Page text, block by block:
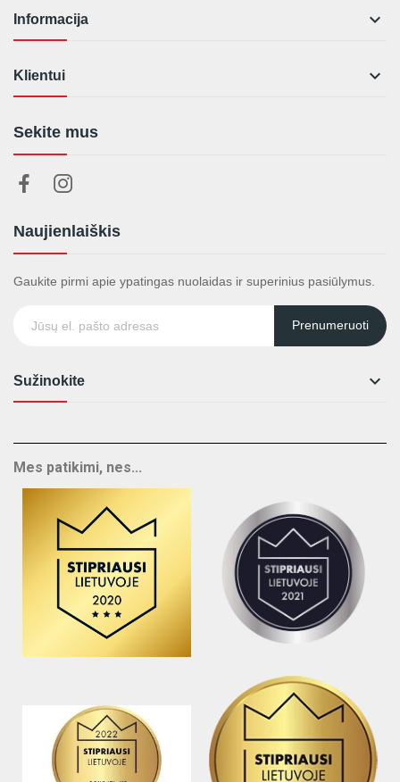
Informacija 
Klientui 
Sekite mus
Naujienlaiškis
Gaukite pirmi apie ypatingas nuolaidas ir superinius pasiūlymus.
Prenumeruoti
Sužinokite 
Mes patikimi, nes...